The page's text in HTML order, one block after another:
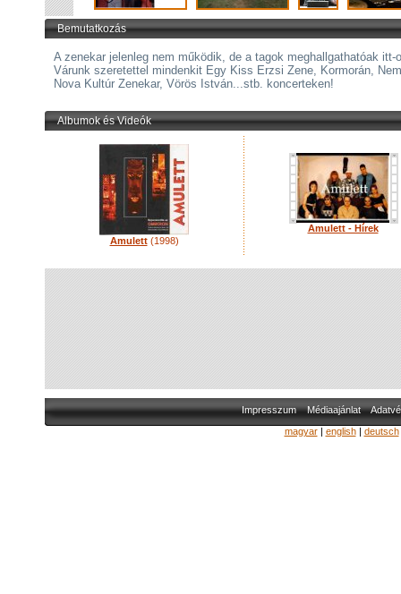
Bemutatkozás
A zenekar jelenleg nem működik, de a tagok meghallgathatóak itt-
Várunk szeretettel mindenkit Egy Kiss Erzsi Zene, Kormorán,
Nova Kultúr Zenekar, Vörös István...stb. koncerteken!
Albumok és Videók
Amulett(1998)
Amulett - Hírek
Impresszum Médiaajánlat
magyar| english| deutsch